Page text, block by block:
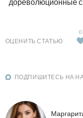
дореволюционные
ОЦЕНИТЬ СТАТЬЮ
0
ПОДПИШИТЕСЬ НА